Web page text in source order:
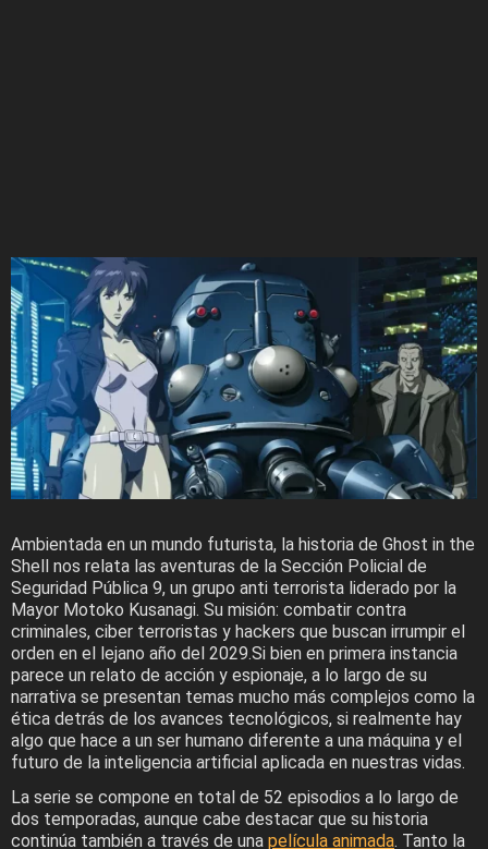
Ambientada en un mundo futurista, la historia de Ghost in the
Shell nos relata las aventuras de la Sección Policial de
Seguridad Pública 9, un grupo anti terrorista liderado por la
Mayor Motoko Kusanagi. Su misión: combatir contra
criminales, ciber terroristas y hackers que buscan irrumpir el
orden en el lejano año del 2029.Si bien en primera instancia
parece un relato de acción y espionaje, a lo largo de su
narrativa se presentan temas mucho más complejos como la
ética detrás de los avances tecnológicos, si realmente hay
algo que hace a un ser humano diferente a una máquina y el
futuro de la inteligencia artificial aplicada en nuestras vidas.
La serie se compone en total de 52 episodios a lo largo de
dos temporadas, aunque cabe destacar que su historia
continúa también a través de una película animada. Tanto la